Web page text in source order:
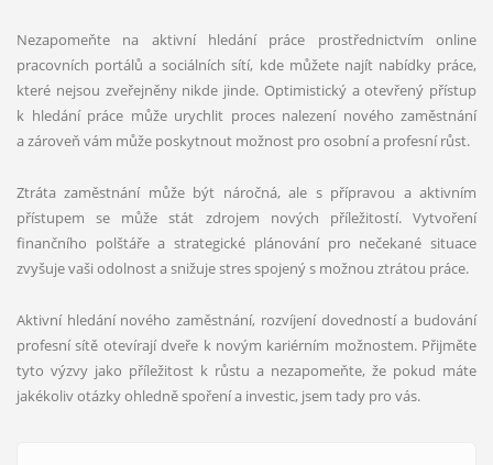
Nezapomeňte na aktivní hledání práce prostřednictvím online
pracovních portálů a sociálních sítí, kde můžete najít nabídky práce,
které nejsou zveřejněny nikde jinde. Optimistický a otevřený přístup
k hledání práce může urychlit proces nalezení nového zaměstnání
a zároveň vám může poskytnout možnost pro osobní a profesní růst.
Ztráta zaměstnání může být náročná, ale s přípravou a aktivním
přístupem se může stát zdrojem nových příležitostí. Vytvoření
finančního polštáře a strategické plánování pro nečekané situace
zvyšuje vaši odolnost a snižuje stres spojený s možnou ztrátou práce.
Aktivní hledání nového zaměstnání, rozvíjení dovedností a budování
profesní sítě otevírají dveře k novým kariérním možnostem. Přijměte
tyto výzvy jako příležitost k růstu a nezapomeňte, že pokud máte
jakékoliv otázky ohledně spoření a investic, jsem tady pro vás.